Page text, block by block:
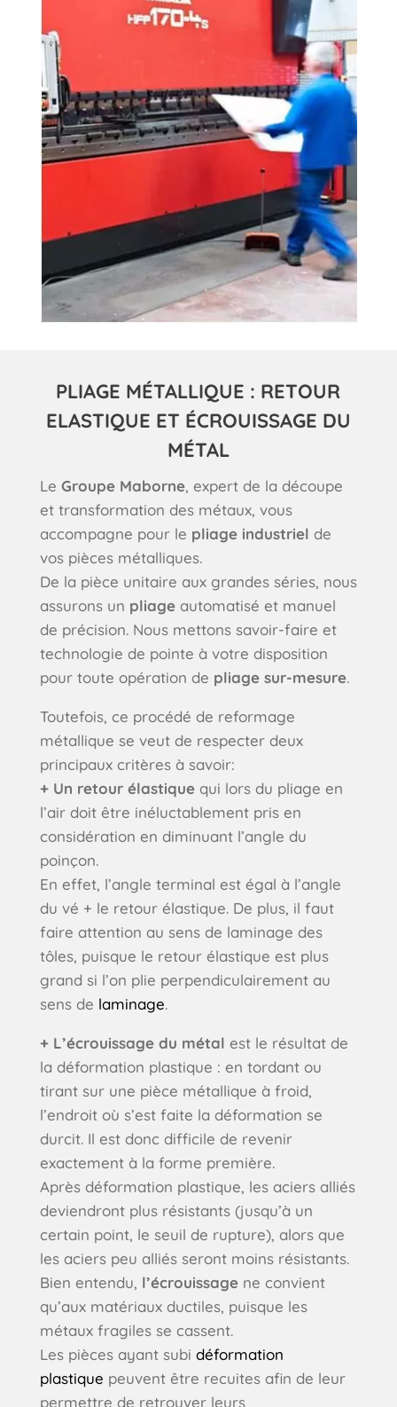
PLIAGE MÉTALLIQUE : RETOUR
ELASTIQUE ET ÉCROUISSAGE DU
MÉTAL
Le Groupe Maborne, expert de la découpe
et transformation des métaux, vous
accompagne pour le pliage industriel de
vos pièces métalliques.
De la pièce unitaire aux grandes séries, nous
assurons un pliage automatisé et manuel
de précision. Nous mettons savoir-faire et
technologie de pointe à votre disposition
pour toute opération de pliage sur-mesure.
Toutefois, ce procédé de reformage
métallique se veut de respecter deux
principaux critères à savoir:
+ Un retour élastique qui lors du pliage en
l’air doit être inéluctablement pris en
considération en diminuant l’angle du
poinçon.
En effet, l’angle terminal est égal à l’angle
du vé + le retour élastique. De plus, il faut
faire attention au sens de laminage des
tôles, puisque le retour élastique est plus
grand si l’on plie perpendiculairement au
sens de laminage.
+ L’écrouissage du métal est le résultat de
la déformation plastique : en tordant ou
tirant sur une pièce métallique à froid,
l’endroit où s’est faite la déformation se
durcit. Il est donc difficile de revenir
exactement à la forme première.
Après déformation plastique, les aciers alliés
deviendront plus résistants (jusqu’à un
certain point, le seuil de rupture), alors que
les aciers peu alliés seront moins résistants.
Bien entendu, l’écrouissage ne convient
qu’aux matériaux ductiles, puisque les
métaux fragiles se cassent.
Les pièces ayant subi déformation
plastique peuvent être recuites afin de leur
permettre de retrouver leurs